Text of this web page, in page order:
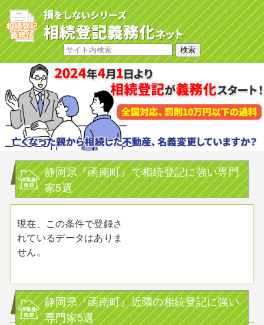
静岡県『函南町』で相続登記に強い専門
家5選
現在、この条件で登録さ
れているデータはありま
せん。
静岡県『函南町』近隣の相続登記に強い
専門家5選